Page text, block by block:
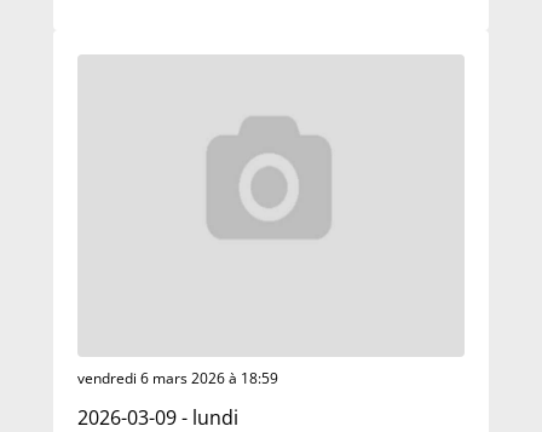
vendredi 6 mars 2026 à 18:59
2026-03-09 - lundi